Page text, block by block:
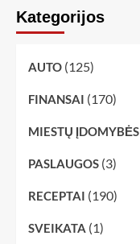
Kategorijos
AUTO (125)
FINANSAI (170)
MIESTŲ ĮDOMYBĖS
PASLAUGOS (3)
RECEPTAI (190)
SVEIKATA (1)